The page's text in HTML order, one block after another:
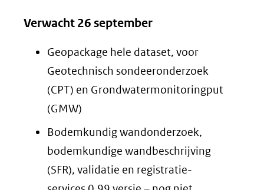
Verwacht 26 september
Geopackage hele dataset, voor
Geotechnisch sondeeronderzoek
(CPT) en Grondwatermonitoringput
(GMW)
Bodemkundig wandonderzoek,
bodemkundige wandbeschrijving
(SFR), validatie en registratie-